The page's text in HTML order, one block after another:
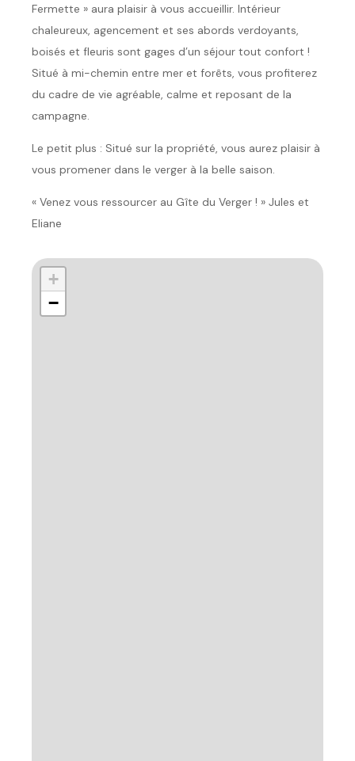
Fermette » aura plaisir à vous accueillir. Intérieur
chaleureux, agencement et ses abords verdoyants,
boisés et fleuris sont gages d’un séjour tout confort !
Situé à mi-chemin entre mer et forêts, vous profiterez
du cadre de vie agréable, calme et reposant de la
campagne.
Le petit plus : Situé sur la propriété, vous aurez plaisir à
vous promener dans le verger à la belle saison.
« Venez vous ressourcer au Gîte du Verger ! » Jules et
Eliane
+
−